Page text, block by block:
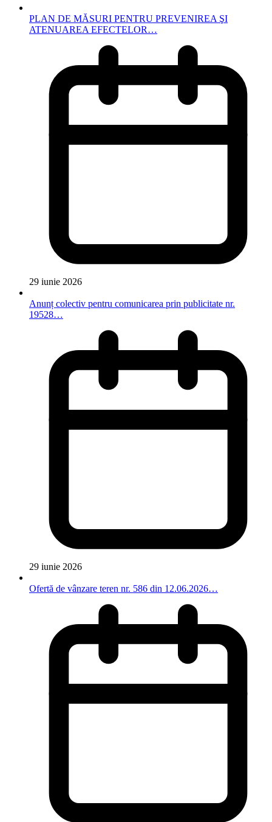
PLAN DE MĂSURI PENTRU PREVENIREA ŞI
ATENUAREA EFECTELOR…
29 iunie 2026
Anunț colectiv pentru comunicarea prin publicitate nr.
19528…
29 iunie 2026
Ofertă de vânzare teren nr. 586 din 12.06.2026…